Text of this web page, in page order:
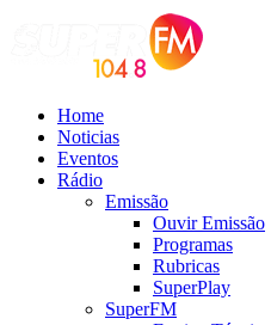
Home
Noticias
Eventos
Rádio
Emissão
Ouvir Emissão
Programas
Rubricas
SuperPlay
SuperFM